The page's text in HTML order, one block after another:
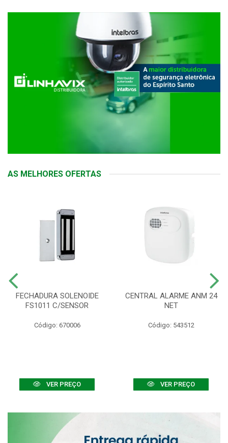
AS MELHORES OFERTAS
FECHADURA SOLENOIDE
FS1011 C/SENSOR
Código: 670006
VER PREÇO
CENTRAL ALARME ANM 24
NET
Código: 543512
VER PREÇO